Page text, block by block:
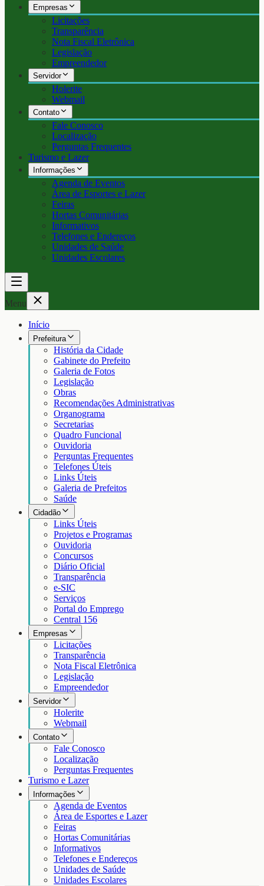
Empresas
Licitações
Transparência
Nota Fiscal Eletrônica
Legislação
Empreendedor
Servidor
Holerite
Webmail
Contato
Fale Conosco
Localização
Perguntas Frequentes
Turismo e Lazer
Informações
Agenda de Eventos
Área de Esportes e Lazer
Feiras
Hortas Comunitárias
Informativos
Telefones e Endereços
Unidades de Saúde
Unidades Escolares
Menu
Início
Prefeitura
História da Cidade
Gabinete do Prefeito
Galeria de Fotos
Legislação
Obras
Recomendações Administrativas
Organograma
Secretarias
Quadro Funcional
Ouvidoria
Perguntas Frequentes
Telefones Úteis
Links Úteis
Galeria de Prefeitos
Saúde
Cidadão
Links Úteis
Projetos e Programas
Ouvidoria
Concursos
Diário Oficial
Transparência
e-SIC
Serviços
Portal do Emprego
Central 156
Empresas
Licitações
Transparência
Nota Fiscal Eletrônica
Legislação
Empreendedor
Servidor
Holerite
Webmail
Contato
Fale Conosco
Localização
Perguntas Frequentes
Turismo e Lazer
Informações
Agenda de Eventos
Área de Esportes e Lazer
Feiras
Hortas Comunitárias
Informativos
Telefones e Endereços
Unidades de Saúde
Unidades Escolares